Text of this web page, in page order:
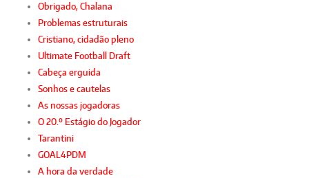
Obrigado, Chalana
Problemas estruturais
Cristiano, cidadão pleno
Ultimate Football Draft
Cabeça erguida
Sonhos e cautelas
As nossas jogadoras
O 20.º Estágio do Jogador
Tarantini
GOAL4PDM
A hora da verdade